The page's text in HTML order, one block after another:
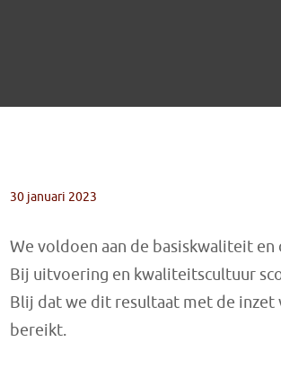
30 januari 2023
We voldoen aan de basiskwaliteit
Bij uitvoering en kwaliteitscultuur
Blij dat we dit resultaat met de inzet
bereikt.